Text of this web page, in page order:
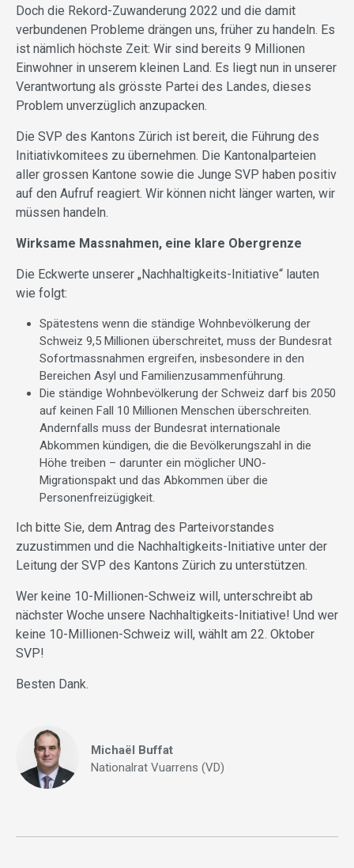
Doch die Rekord-Zuwanderung 2022 und die damit
verbundenen Probleme drängen uns, früher zu handeln. Es
ist nämlich höchste Zeit: Wir sind bereits 9 Millionen
Einwohner in unserem kleinen Land. Es liegt nun in unserer
Verantwortung als grösste Partei des Landes, dieses
Problem unverzüglich anzupacken.
Die SVP des Kantons Zürich ist bereit, die Führung des
Initiativkomitees zu übernehmen. Die Kantonalparteien
aller grossen Kantone sowie die Junge SVP haben positiv
auf den Aufruf reagiert. Wir können nicht länger warten, wir
müssen handeln.
Wirksame Massnahmen, eine klare Obergrenze
Die Eckwerte unserer „Nachhaltigkeits-Initiative“ lauten
wie folgt:
Spätestens wenn die ständige Wohnbevölkerung der
Schweiz 9,5 Millionen überschreitet, muss der Bundesrat
Sofortmassnahmen ergreifen, insbesondere in den
Bereichen Asyl und Familienzusammenführung.
Die ständige Wohnbevölkerung der Schweiz darf bis 2050
auf keinen Fall 10 Millionen Menschen überschreiten.
Andernfalls muss der Bundesrat internationale
Abkommen kündigen, die die Bevölkerungszahl in die
Höhe treiben – darunter ein möglicher UNO-
Migrationspakt und das Abkommen über die
Personenfreizügigkeit.
Ich bitte Sie, dem Antrag des Parteivorstandes
zuzustimmen und die Nachhaltigkeits-Initiative unter der
Leitung der SVP des Kantons Zürich zu unterstützen.
Wer keine 10-Millionen-Schweiz will, unterschreibt ab
nächster Woche unsere Nachhaltigkeits-Initiative! Und wer
keine 10-Millionen-Schweiz will, wählt am 22. Oktober
SVP!
Besten Dank.
Michaël Buffat
Nationalrat Vuarrens (VD)